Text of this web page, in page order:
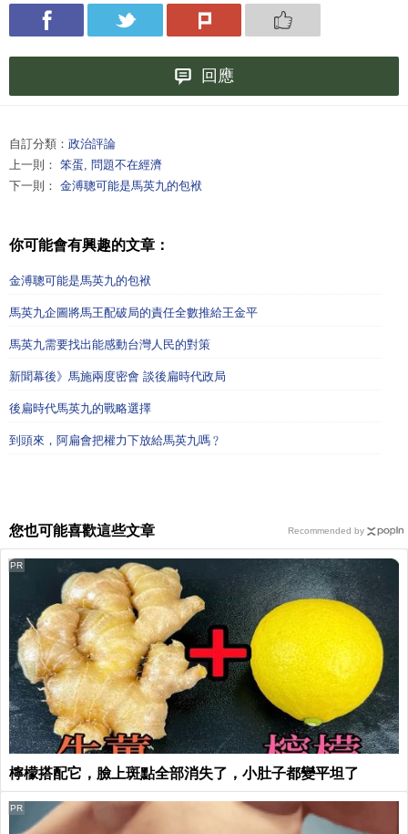
回應
自訂分類： 政治評論
上一則： 笨蛋, 問題不在經濟
下一則： 金溥聰可能是馬英九的包袱
你可能會有興趣的文章：
金溥聰可能是馬英九的包袱
馬英九企圖將馬王配破局的責任全數推給王金平
馬英九需要找出能感動台灣人民的對策
新聞幕後》馬施兩度密會 談後扁時代政局
後扁時代馬英九的戰略選擇
到頭來，阿扁會把權力下放給馬英九嗎﹖
您也可能喜歡這些文章
檸檬搭配它，臉上斑點全部消失了，小肚子都變平坦了
PR
PR
Recommended by